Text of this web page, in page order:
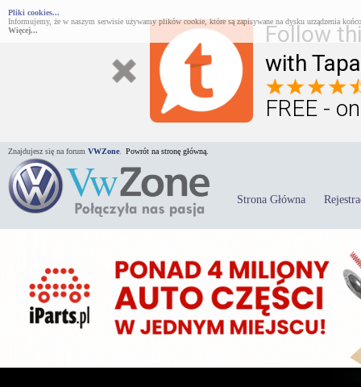
Follow
with
FREE -
Pliki cookies...
Informujemy, że w naszym serwisie używamy plików cookie, które są zapisywane na dysku urządzenia
Więcej...
Znajdujesz się na forum VWZone Powrót na stronę główną.
Strona Główna